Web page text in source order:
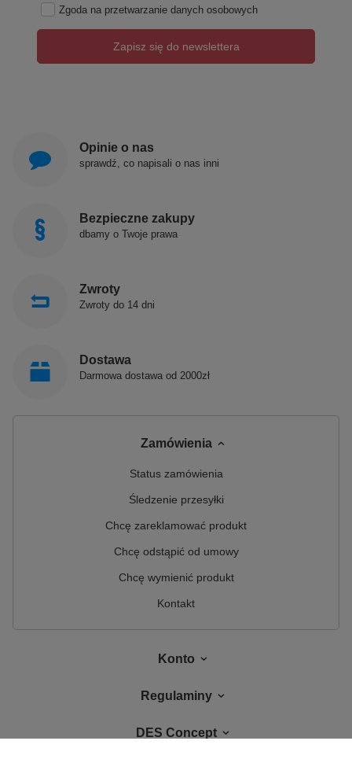
Zgoda na przetwarzanie danych osobowych
Zapisz się do newslettera
Opinie o nas
sprawdź, co napisali o nas inni
Bezpieczne zakupy
dbamy o Twoje prawa
Zwroty
Zwroty do 14 dni
Dostawa
Darmowa dostawa od 2000zł
Zamówienia
Status zamówienia
Śledzenie przesyłki
Chcę zareklamować produkt
Chcę odstąpić od umowy
Chcę wymienić produkt
Kontakt
Konto
Regulaminy
DES Concept